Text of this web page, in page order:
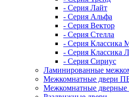
- Серия Лайт
- Серия Альфа
- Серия Вектор
- Серия Стелла
- Серия Классика
- Серия Классика
- Серия Сириус
Ламинированные
Межкомнатные двери
Межкомнатные дверные